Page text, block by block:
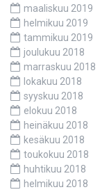
maaliskuu 2019
helmikuu 2019
tammikuu 2019
joulukuu 2018
marraskuu 2018
lokakuu 2018
syyskuu 2018
elokuu 2018
heinäkuu 2018
kesäkuu 2018
toukokuu 2018
huhtikuu 2018
helmikuu 2018